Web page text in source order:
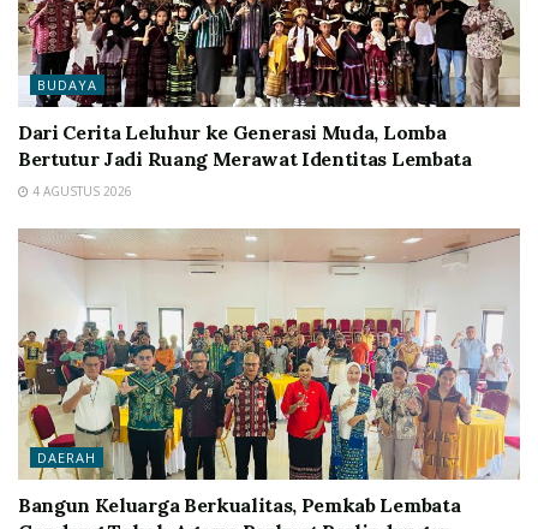
BUDAYA
Dari Cerita Leluhur ke Generasi Muda, Lomba
Bertutur Jadi Ruang Merawat Identitas Lembata
4 AGUSTUS 2026
DAERAH
Bangun Keluarga Berkualitas, Pemkab Lembata